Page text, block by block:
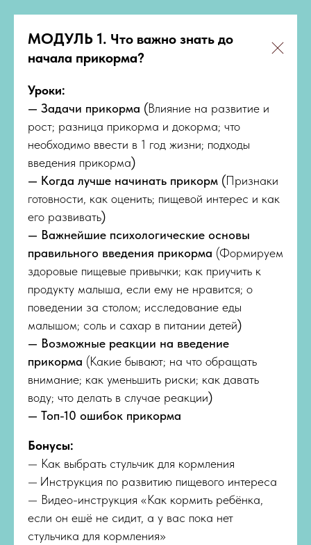
МОДУЛЬ 1. Что важно знать до
начала прикорма?
Уроки:
— Задачи прикорма (Влияние на развитие и
рост; разница прикорма и докорма; что
необходимо ввести в 1 год жизни; подходы
введения прикорма)
— Когда лучше начинать прикорм (Признаки
готовности, как оценить; пищевой интерес и как
его развивать)
— Важнейшие психологические основы
правильного введения прикорма (Формируем
здоровые пищевые привычки; как приучить к
продукту малыша, если ему не нравится; о
поведении за столом; исследование еды
малышом; соль и сахар в питании детей)
— Возможные реакции на введение
прикорма (Какие бывают; на что обращать
внимание; как уменьшить риски; как давать
воду; что делать в случае реакции)
— Топ-10 ошибок прикорма
Бонусы:
— Как выбрать стульчик для кормления
— Инструкция по развитию пищевого интереса
— Видео-инструкция «Как кормить ребёнка,
если он ешё не сидит, а у вас пока нет
стульчика для кормления»